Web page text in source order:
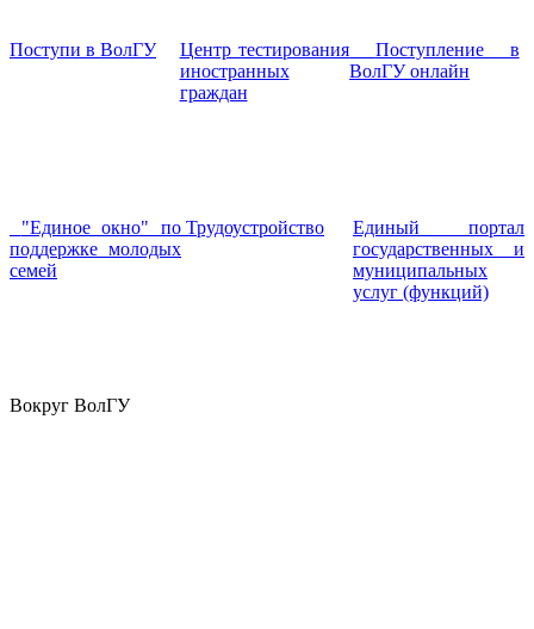
Поступи в ВолГУ
Центр тестирования
иностранных
граждан
Поступление в
ВолГУ онлайн
"Единое окно" по
поддержке молодых
семей
Трудоустройство
Единый портал
государственных и
муниципальных
услуг (функций)
Вокруг ВолГУ